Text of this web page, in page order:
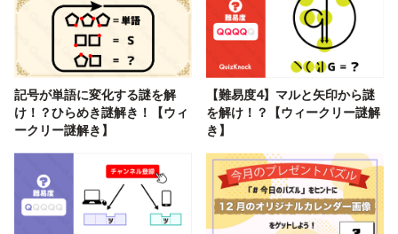
記号が単語に変化する謎を解
け！？ひらめき謎解き！【ウィ
ークリー謎解き】
【難易度4】マルと矢印から謎
を解け！？【ウィークリー謎解
き】